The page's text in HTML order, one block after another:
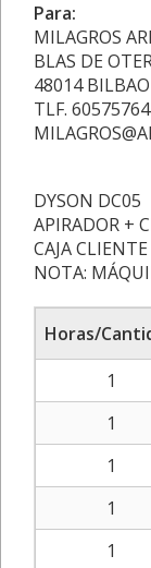
Para:
MILAGROS
BLAS DE
48014 BILBAO
TLF.
DYSON DC05
APIRADOR +
CAJA CLIENTE
NOTA:
Horas/
1
1
1
1
1